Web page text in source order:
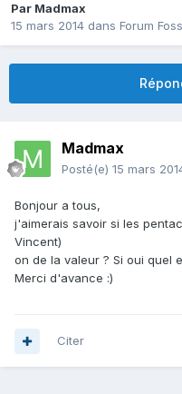
Par Madmax
15 mars 2014 dans Forum
Madmax
Posté(e) 15 mars
Bonjour a tous,
j'aimerais savoir si les
Vincent)
on de la valeur ? Si oui quel
Merci d'avance :)
Citer